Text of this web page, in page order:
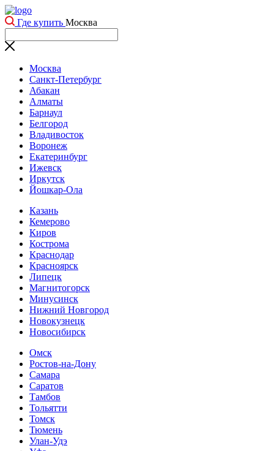
Где купить Москва
Москва
Санкт-Петербург
Абакан
Алматы
Барнаул
Белгород
Владивосток
Воронеж
Екатеринбург
Ижевск
Иркутск
Йошкар-Ола
Казань
Кемерово
Киров
Кострома
Краснодар
Красноярск
Липецк
Магнитогорск
Минусинск
Нижний Новгород
Новокузнецк
Новосибирск
Омск
Ростов-на-Дону
Самара
Саратов
Тамбов
Тольятти
Томск
Тюмень
Улан-Удэ